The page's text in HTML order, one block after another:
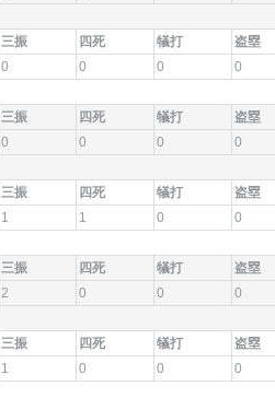
三振 四死 犠打 盗塁
0 0 0 0
三振 四死 犠打 盗塁
0 0 0 0
三振 四死 犠打 盗塁
1 1 0 0
三振 四死 犠打 盗塁
2 0 0 0
三振 四死 犠打 盗塁
1 0 0 0